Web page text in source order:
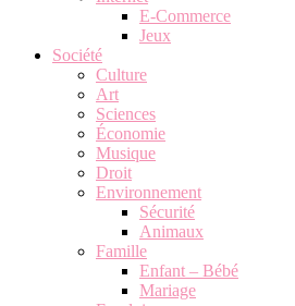
E-Commerce
Jeux
Société
Culture
Art
Sciences
Économie
Musique
Droit
Environnement
Sécurité
Animaux
Famille
Enfant – Bébé
Mariage